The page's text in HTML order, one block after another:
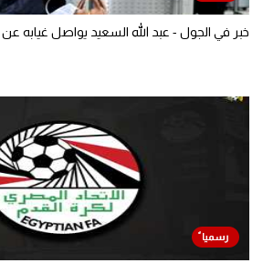
خبر في الجول - عبد الله السعيد يواصل غيابه عن